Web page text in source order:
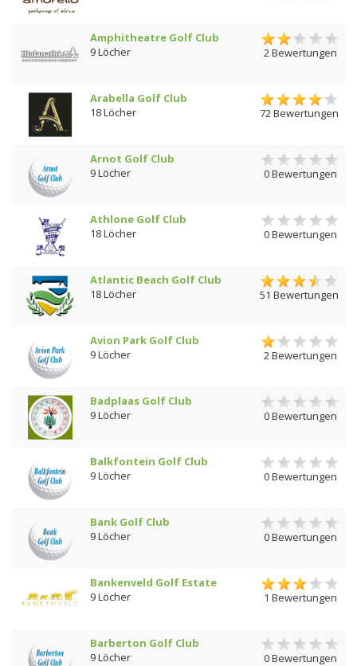
Amphitheatre Golf Club
9 Löcher
2 Bewertungen
Arabella Golf Club
18 Löcher
72 Bewertungen
Arnot Golf Club
9 Löcher
0 Bewertungen
Athlone Golf Club
18 Löcher
0 Bewertungen
Atlantic Beach Golf Club
18 Löcher
51 Bewertungen
Avion Park Golf Club
9 Löcher
2 Bewertungen
Badplaas Golf Club
9 Löcher
0 Bewertungen
Balkfontein Golf Club
9 Löcher
0 Bewertungen
Bank Golf Club
9 Löcher
0 Bewertungen
Bankenveld Golf Estate
9 Löcher
1 Bewertungen
Barberton Golf Club
9 Löcher
0 Bewertungen